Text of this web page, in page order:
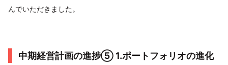
んでいただきました。
中期経営計画の進捗⑤ 1.ポートフォリオの進化